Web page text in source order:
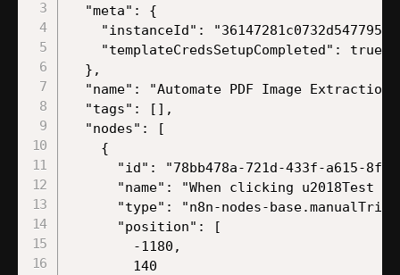
  "meta": {
"instanceId":
    "templateCredsSetupCompleted": true
  },
"name": "Automate PDF Image
  "tags": [],
  "nodes": [
    {
"id": "78bb478a-721d-433f-a615-
"name": "When clicking u2018Test
"type": "n8n-nodes-
      "position": [
        -1180,
        140